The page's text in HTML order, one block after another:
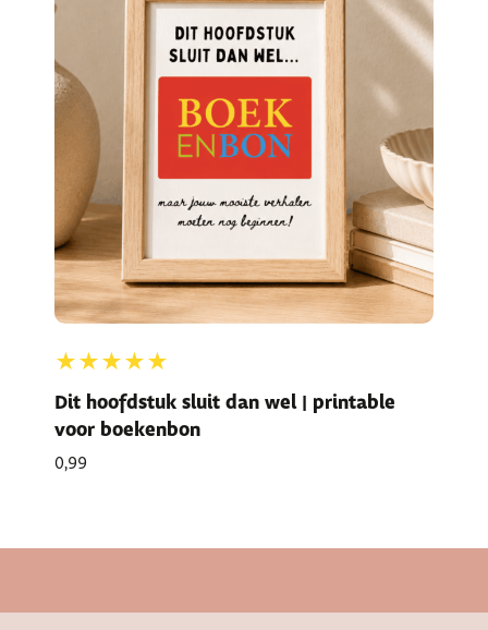
★★★★★
Dit hoofdstuk sluit dan wel | printable
voor boekenbon
0,99